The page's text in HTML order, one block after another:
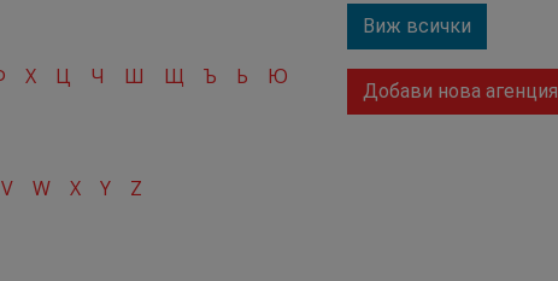
Х Ц Ч Ш Щ Ъ Ь Ю
V W X Y Z
Виж всички
Добави нова агенция